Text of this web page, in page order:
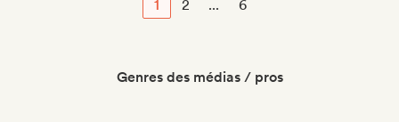
1 2 ... 6
Genres des médias / pros